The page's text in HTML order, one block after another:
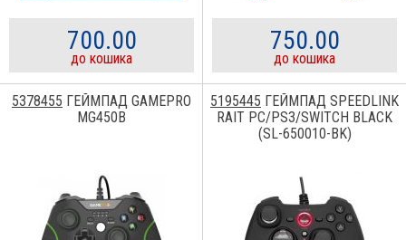
700.00
до кошика
750.00
до кошика
5378455 ГЕЙМПАД GAMEPRO
MG450B
5195445 ГЕЙМПАД SPEEDLINK
RAIT PC/PS3/SWITCH BLACK
(SL-650010-BK)